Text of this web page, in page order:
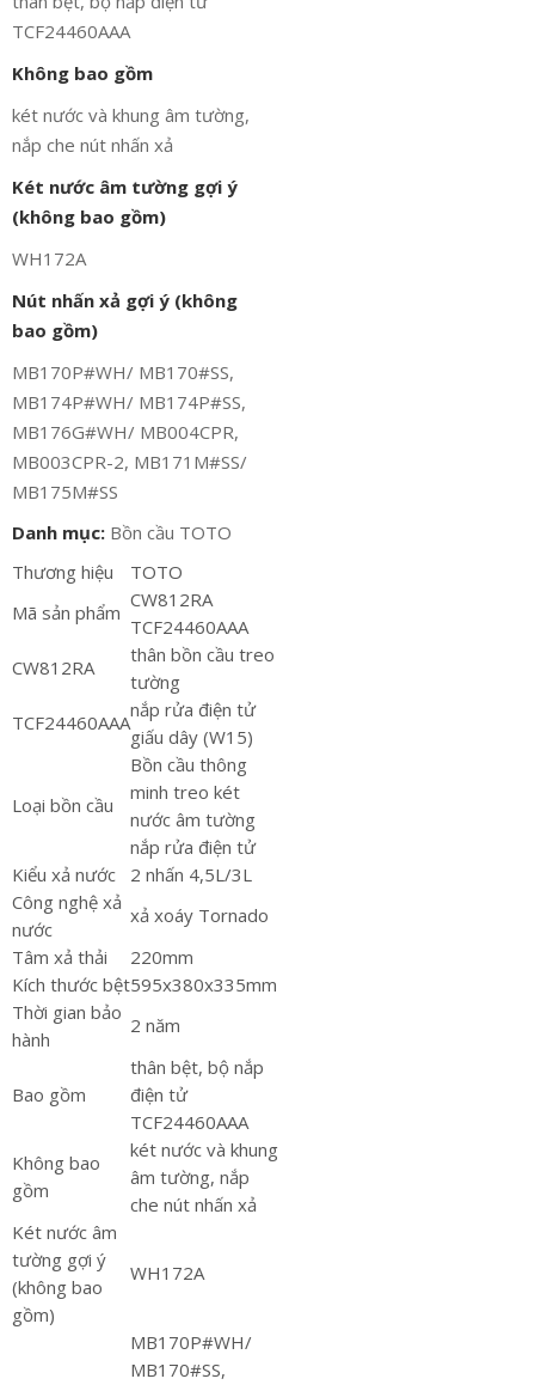
TCF24460AAA
Không bao gồm
két nước và khung âm tường,
nắp che nút nhấn xả
Két nước âm tường gợi ý
(không bao gồm)
WH172A
Nút nhấn xả gợi ý (không
bao gồm)
MB170P#WH/ MB170#SS,
MB174P#WH/ MB174P#SS,
MB176G#WH/ MB004CPR,
MB003CPR-2, MB171M#SS/
MB175M#SS
Danh mục: Bồn cầu TOTO
Thương hiệu
TOTO
Mã sản phẩm
CW812RA
TCF24460AAA
CW812RA
thân bồn cầu treo
tường
TCF24460AAA
nắp rửa điện tử
giấu dây (W15)
Loại bồn cầu
Bồn cầu thông
minh treo két
nước âm tường
nắp rửa điện tử
Kiểu xả nước
2 nhấn 4,5L/3L
Công nghệ xả
nước
xả xoáy Tornado
Tâm xả thải
220mm
Kích thước bệt595x380x335mm
Thời gian bảo
hành
2 năm
Bao gồm
thân bệt, bộ nắp
điện tử
TCF24460AAA
Không bao
gồm
két nước và khung
âm tường, nắp
che nút nhấn xả
Két nước âm
tường gợi ý
(không bao
gồm)
WH172A
MB170P#WH/
MB170#SS,